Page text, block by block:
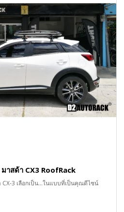
าสด้า CX3 RoofRack
3 เลือกเป็น...ในแบบที่เป็นคุณดีไซน์